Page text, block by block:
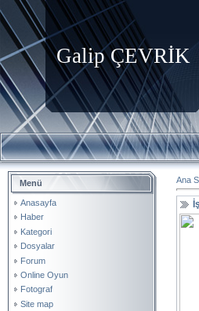
Galip ÇEVRİK
Menü
Anasayfa
Haber
Kategori
Dosyalar
Forum
Online Oyun
Fotograf
Site map
Ana